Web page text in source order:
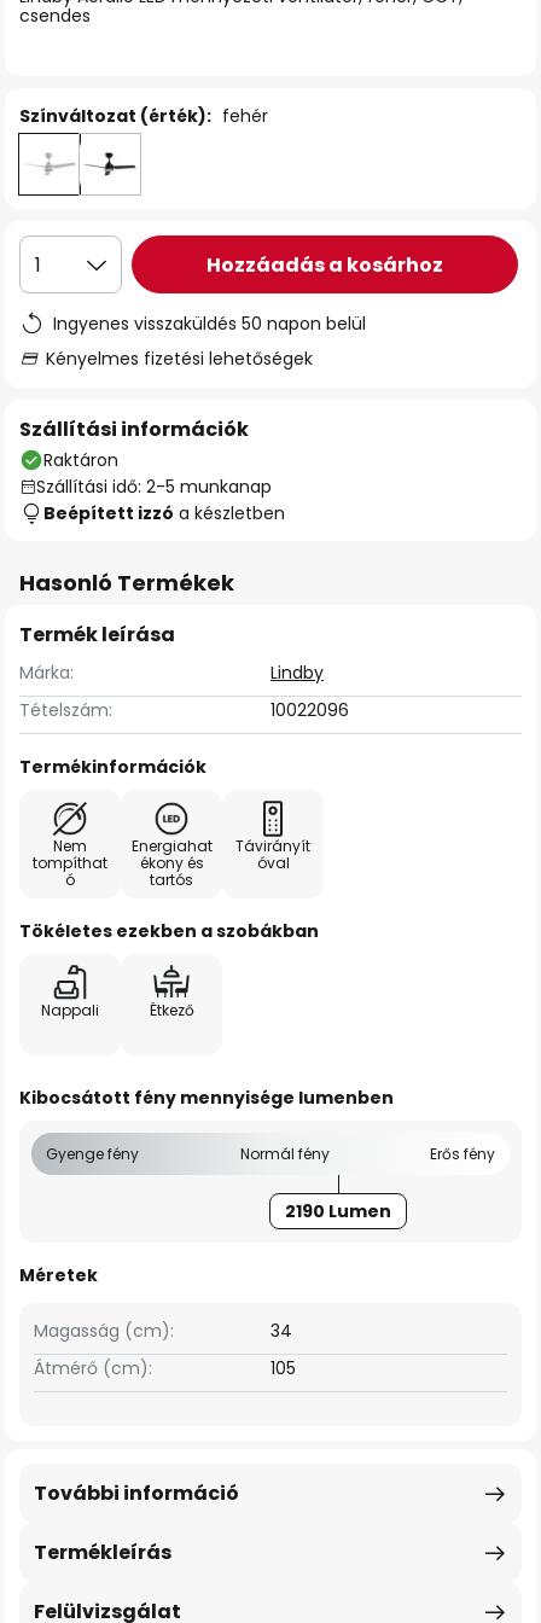
csendes
Színváltozat (érték): fehér
1 Hozzáadás a kosárhoz
Ingyenes visszaküldés 50 napon belül
Kényelmes fizetési lehetőségek
Szállítási információk
Raktáron
Szállítási idő: 2-5 munkanap
Beépített izzó a készletben
Hasonló Termékek
Termék leírása
Márka:
Lindby
Tételszám:
10022096
Termékinformációk
Nem
tompíthat
ó
Energiahat
ékony és
tartós
Távirányít
óval
Tökéletes ezekben a szobákban
Nappali Étkező
Kibocsátott fény mennyisége lumenben
Gyenge fény Normál fény Erős fény
2190 Lumen
Méretek
Magasság (cm):
34
Átmérő (cm):
105
Termékleírás
További információ
Felülvizsgálat